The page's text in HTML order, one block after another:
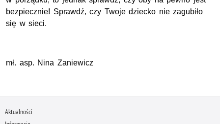
bezpiecznie! Sprawdź, czy Twoje dziecko nie zagubiło
się w sieci.
mł. asp. Nina Zaniewicz
Aktualności